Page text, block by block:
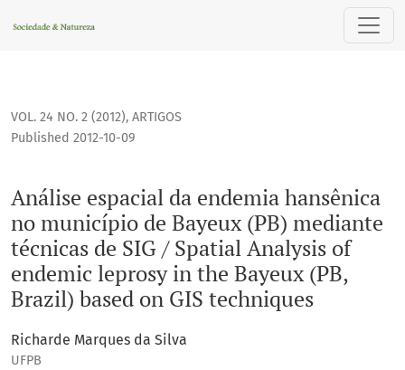
Análise espacial da endemia hansênica no município de
VOL. 24 NO. 2 (2012), ARTIGOS
Análise espacial da endemia hansênica
no município de Bayeux (PB) mediante
técnicas de SIG / Spatial Analysis of
endemic leprosy in the Bayeux (PB,
Brazil) based on GIS techniques
Published 2012-10-09
Richarde Marques da Silva
UFPB